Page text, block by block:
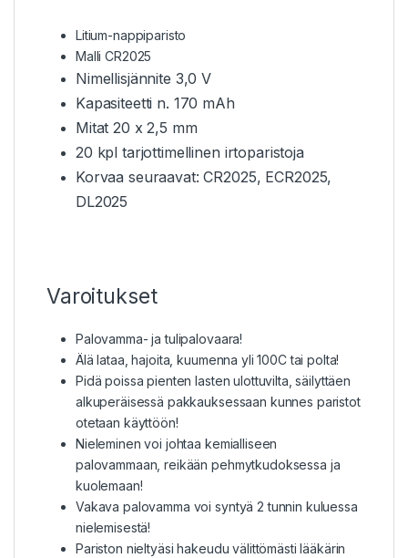
Litium-nappiparisto
Malli CR2025
Nimellisjännite 3,0 V
Kapasiteetti n. 170 mAh
Mitat 20 x 2,5 mm
20 kpl tarjottimellinen irtoparistoja
Korvaa seuraavat: CR2025, ECR2025,
DL2025
Varoitukset
Palovamma- ja tulipalovaara!
Älä lataa, hajoita, kuumenna yli 100C tai polta!
Pidä poissa pienten lasten ulottuvilta, säilyttäen
alkuperäisessä pakkauksessaan kunnes paristot
otetaan käyttöön!
Nieleminen voi johtaa kemialliseen
palovammaan, reikään pehmytkudoksessa ja
kuolemaan!
Vakava palovamma voi syntyä 2 tunnin kuluessa
nielemisestä!
Pariston nieltyäsi hakeudu välittömästi lääkärin